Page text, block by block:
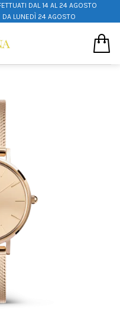
DAL 14 AL 24 AGOSTO
DA LUNEDÌ 24 AGOSTO